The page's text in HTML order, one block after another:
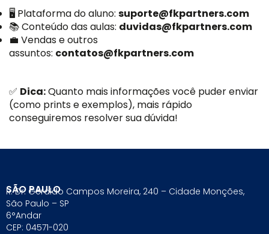
🖥️ Plataforma do aluno: suporte@fkpartners.com
📚 Conteúdo das aulas: duvidas@fkpartners.com
💼 Vendas e outros
assuntos: contatos@fkpartners.com
✅ Dica:Quanto mais informações você puder enviar
(como prints e exemplos), mais rápido
conseguiremos resolver sua dúvida!
SÃO PAULO
R. Dr. Geraldo Campos Moreira, 240 – Cidade Monções,
São Paulo – SP
6°Andar
CEP: 04571-020